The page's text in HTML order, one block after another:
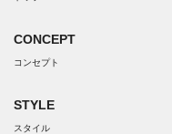
CONCEPT
コンセプト
STYLE
スタイル